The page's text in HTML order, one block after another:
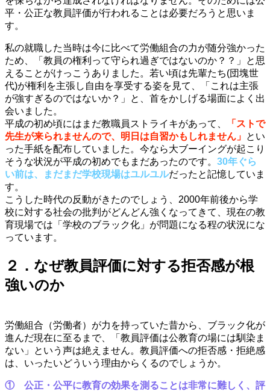
平・公正な教員評価が行われることは必要だろうと思いま
す。
私の就職した当時は今に比べて労働組合の力が随分強かった
ため、「教員の権利って守られ過ぎではないのか？？」と思
えることがけっこうありました。若い頃は先輩たち(団塊世
代)が権利を主張し自由を享受する姿を見て、「これは主張
が強すぎるのではないか？」と、首をかしげる場面によく出
会いました。
平成の初め頃にはまだ教職員ストライキがあって、
「ストで
先生が来られませんので、明日は自習かもしれません」 とい
った手紙を配布していました。今なら大ブーイングが起こり
そうな状況が平成の初めでもまだあったのです。 30年ぐら
い前は、まだまだ学校現場はユルユルだったと記憶していま
す。
こうした時代の反動がきたのでしょう、2000年前後から学
校に対する社会の批判がどんどん強くなってきて、現在の教
育現場では「学校のブラック化」が問題になる程の状況にな
っています。
２．なぜ教員評価に対する拒否感が根
強いのか
労働組合（労働者）が力を持っていた昔から、ブラック化が
進んだ現在に至るまで、「教員評価は公教育の場には馴染ま
ない」という声は絶えません。教員評価への拒否感・拒絶感
は、いったいどういう理由からくるのでしょうか。
① 公正・公平に教育の効果を測ることは非常に難しく、評